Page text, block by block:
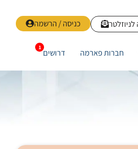
כניסה / הרשמה
חברות פארמה דרושים